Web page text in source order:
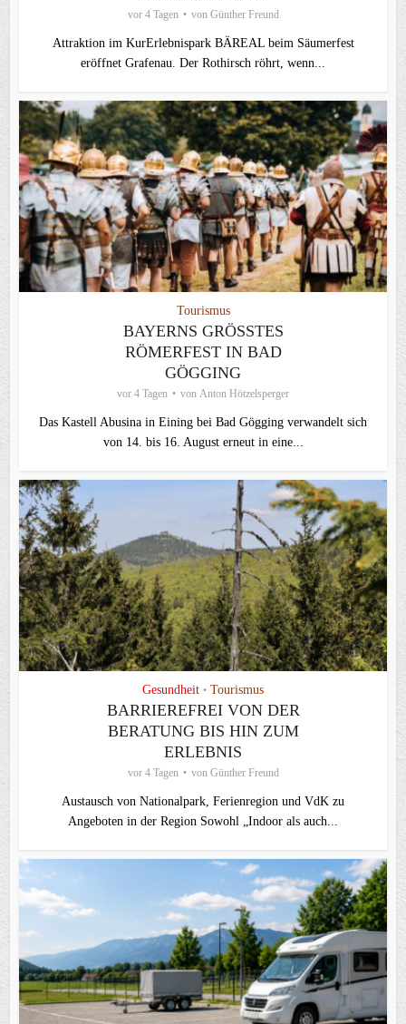
vor 4 Tagen von Günther Freund
Attraktion im KurErlebnispark BÄREAL beim Säumerfest
eröffnet Grafenau. Der Rothirsch röhrt, wenn...
Tourismus
BAYERNS GRÖSSTES R
ÖMERFEST IN BAD G
ÖGGING
vor 4 Tagen von Anton Hötzelsperger
Das Kastell Abusina in Eining bei Bad Gögging verwandelt sich
von 14. bis 16. August erneut in eine...
Gesundheit • Tourismus
BARRIEREFREI VON DER
BERATUNG BIS HIN ZUM
ERLEBNIS
vor 4 Tagen von Günther Freund
Austausch von Nationalpark, Ferienregion und VdK zu
Angeboten in der Region Sowohl „Indoor als auch...